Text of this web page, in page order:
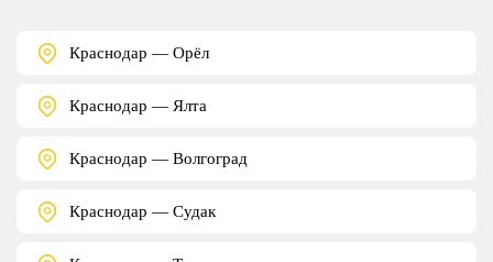
Краснодар — Орёл
Краснодар — Ялта
Краснодар — Волгоград
Краснодар — Судак